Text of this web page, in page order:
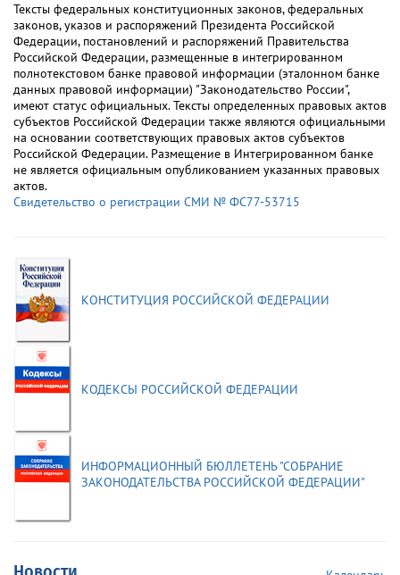
Тексты федеральных конституционных законов, федеральных
законов, указов и распоряжений Президента Российской
Федерации, постановлений и распоряжений Правительства
Российской Федерации, размещенные в интегрированном
полнотекстовом банке правовой информации (эталонном банке
данных правовой информации) "Законодательство России",
имеют статус официальных. Тексты определенных правовых актов
субъектов Российской Федерации также являются официальными
на основании соответствующих правовых актов субъектов
Российской Федерации. Размещение в Интегрированном банке
не является официальным опубликованием указанных правовых
актов.
Свидетельство о регистрации СМИ № ФС77-53715
КОНСТИТУЦИЯ РОССИЙСКОЙ ФЕДЕРАЦИИ
КОДЕКСЫ РОССИЙСКОЙ ФЕДЕРАЦИИ
ИНФОРМАЦИОННЫЙ БЮЛЛЕТЕНЬ "СОБРАНИЕ
ЗАКОНОДАТЕЛЬСТВА РОССИЙСКОЙ ФЕДЕРАЦИИ"